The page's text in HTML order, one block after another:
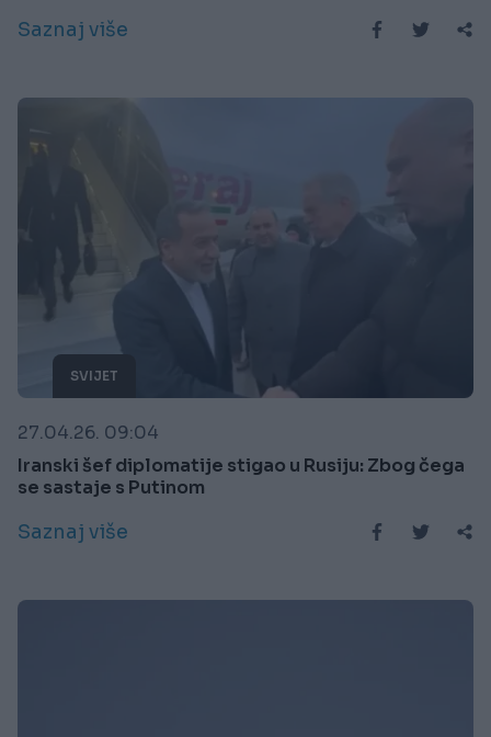
Saznaj više
SVIJET
27.04.26. 09:04
Iranski šef diplomatije stigao u Rusiju: Zbog čega
se sastaje s Putinom
Saznaj više